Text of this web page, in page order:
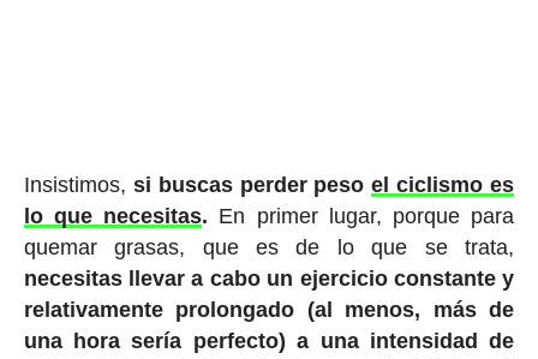
Insistimos, si buscas perder pesoel ciclismo es
lo que necesitas. En primer lugar, porque para
quemar grasas, que es de lo que se trata,
necesitas llevar a cabo un ejercicio constante y
relativamente prolongado (al menos, más de
una hora sería perfecto) a una intensidad de